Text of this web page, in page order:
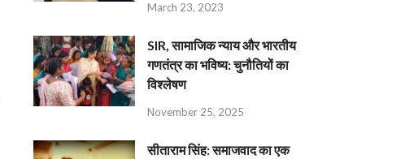
March 23, 2023
SIR, सामाजिक न्याय और भारतीय
गणतंत्र का भविष्य: चुनौतियों का
विश्लेषण
November 25, 2025
सीताराम सिंह: समाजवाद का एक